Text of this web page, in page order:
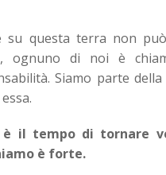
su questa terra non
ognuno di noi è
Siamo parte della
è il tempo di tornare
è forte.